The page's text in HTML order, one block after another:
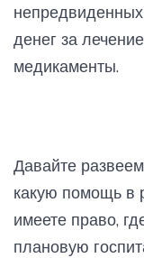
денег за
медикаменты.
Давайте
какую помощь
имеете право,
плановую